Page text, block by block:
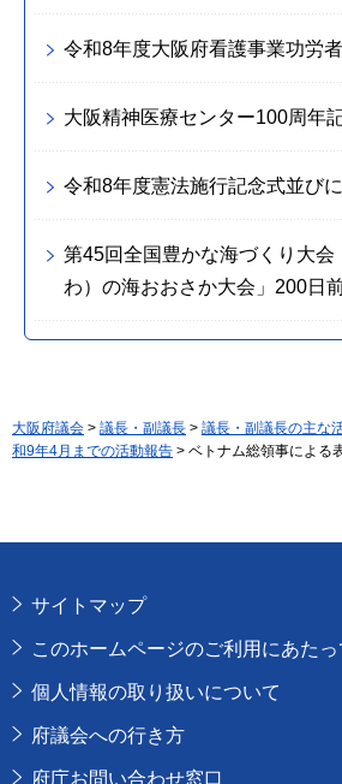
令和8年度大阪府看護事業功労
大阪精神医療センター100周年
令和8年度憲法施行記念式並び
第45回全国豊かな海づくり大会
わ）の海おおさか大会」200日
大阪府議会 > 議長・副議長 > 議長・副議長の主な
和9年4月までの活動報告 > ベトナム総領事による
サイトマップ
このホームページのご利用にあたっ
個人情報の取り扱いについて
府議会への行き方
府庁お問い合わせ窓口